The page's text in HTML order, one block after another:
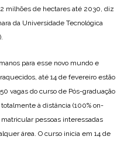
milhões de hectares até 2030, diz
da Universidade Tecnológica
para esse novo mundo e
até 14 de fevereiro estão
vagas do curso de Pós-graduação
à distância (100% on-
matricular pessoas interessadas
área. O curso inicia em 14 de